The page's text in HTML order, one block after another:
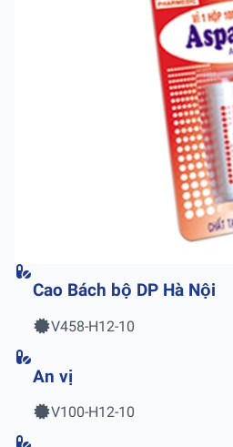
Cao Bách bộ DP Hà Nội
V458-H12-10
An vị
V100-H12-10